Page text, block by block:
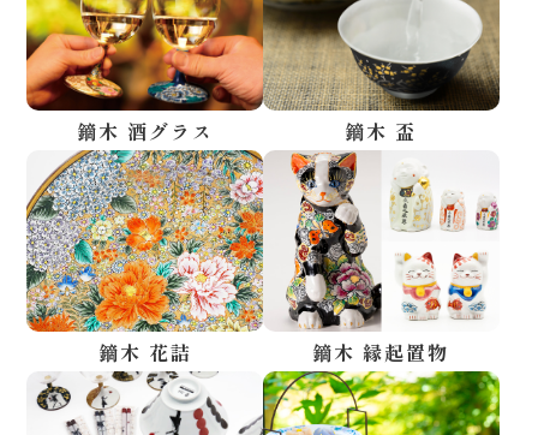
鏑木 酒グラス 鏑木 盃
鏑木 花詰 鏑木 縁起置物